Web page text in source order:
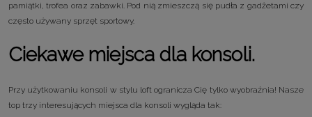
pamiątki, trofea oraz zabawki. Pod nią zmieszczą się pudła z gadżetami czy
często używany sprzęt sportowy.
Ciekawe miejsca dla konsoli.
Przy użytkowaniu konsoli w stylu loft ogranicza Cię tylko wyobraźnia! Nasze
top trzy interesujących miejsca dla konsoli wygląda tak: